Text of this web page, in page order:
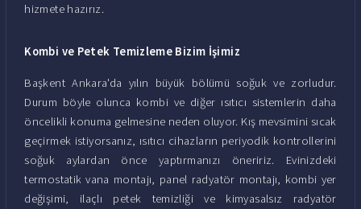
hizmete hazırız.
Kombi ve Petek Temizleme Bizim İşimiz
Başkent Ankara'da yılın büyük bölümü soğuk ve zorludur.
Durum böyle olunca kombi ve diğer ısıtıcı sistemlerin daha
öncelikli konuma gelmesine neden oluyor. Kış mevsimini sıcak
geçirmek istiyorsanız, ısıtıcı cihazların periyodik kontrollerini
soğuk aylardan önce yaptırmanızı öneririz. Evinizdeki
termostatik vana montajı, panel radyatör montajı, kombi yer
değişimi, ilaçlı petek temizliği ve kimyasalsız radyatör